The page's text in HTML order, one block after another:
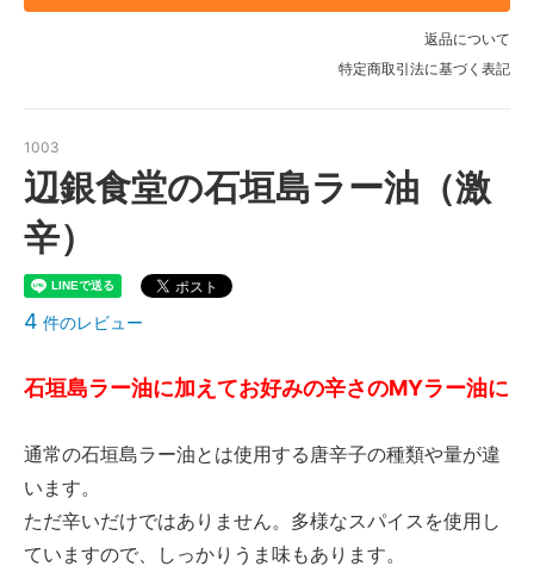
返品について
特定商取引法に基づく表記
1003
辺銀食堂の石垣島ラー油（激
辛）
4 件のレビュー
石垣島ラー油に加えてお好みの辛さのMYラー油に
通常の石垣島ラー油とは使用する唐辛子の種類や量が違
います。
ただ辛いだけではありません。多様なスパイスを使用し
ていますので、しっかりうま味もあります。